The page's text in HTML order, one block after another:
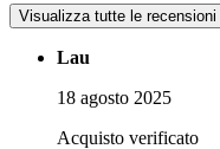
Visualizza tutte le recensioni
Lau
18 agosto 2025
Acquisto verificato